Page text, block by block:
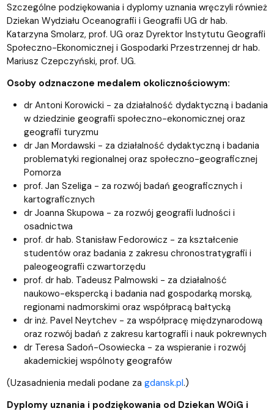
Szczególne podziękowania i dyplomy uznania wręczyli również
Dziekan Wydziału Oceanografii i Geografii UG dr hab.
Katarzyna Smolarz, prof. UG oraz Dyrektor Instytutu Geografii
Społeczno-Ekonomicznej i Gospodarki Przestrzennej dr hab.
Mariusz Czepczyński, prof. UG.
Osoby odznaczone medalem okolicznościowym:
dr Antoni Korowicki - za działalność dydaktyczną i badania
w dziedzinie geografii społeczno-ekonomicznej oraz
geografii turyzmu
dr Jan Mordawski - za działalność dydaktyczną i badania
problematyki regionalnej oraz społeczno-geograficznej
Pomorza
prof. Jan Szeliga - za rozwój badań geograficznych i
kartograficznych
dr Joanna Skupowa - za rozwój geografii ludności i
osadnictwa
prof. dr hab. Stanisław Fedorowicz - za kształcenie
studentów oraz badania z zakresu chronostratygrafii i
paleogeografii czwartorzędu
prof. dr hab. Tadeusz Palmowski - za działalność
naukowo-ekspercką i badania nad gospodarką morską,
regionami nadmorskimi oraz współpracą bałtycką
dr inż. Pavel Neytchev - za współpracę międzynarodową
oraz rozwój badań z zakresu kartografii i nauk pokrewnych
dr Teresa Sadoń-Osowiecka - za wspieranie i rozwój
akademickiej wspólnoty geografów
(Uzasadnienia medali podane za gdansk.pl.)
Dyplomy uznania i podziękowania od Dziekan WOiG i